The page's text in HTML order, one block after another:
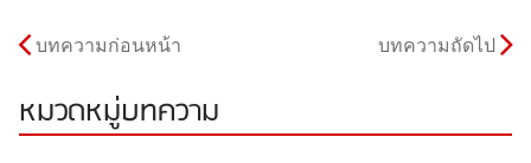
บทความก่อนหน้า บทความถัดไป
หมวดหมู่บทความ